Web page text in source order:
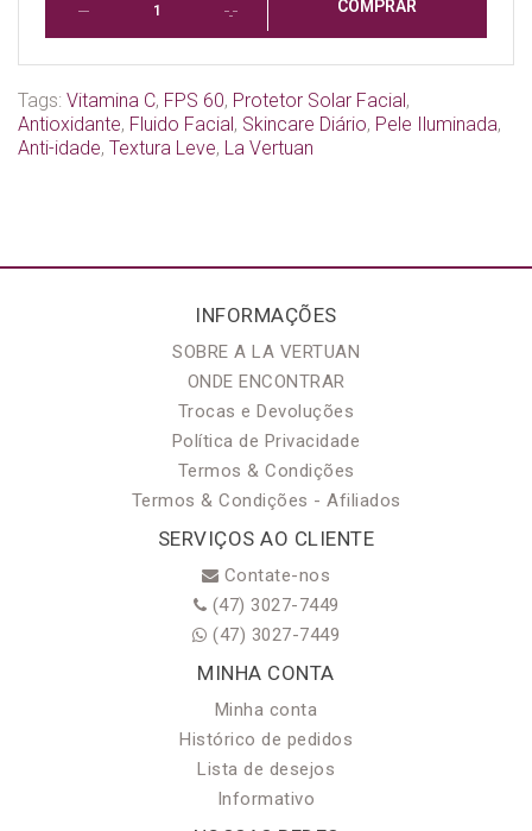
COMPRAR
Tags: Vitamina C, FPS 60, Protetor Solar Facial,
Antioxidante, Fluido Facial, Skincare Diário, Pele Iluminada,
Anti-idade, Textura Leve, La Vertuan
INFORMAÇÕES
SOBRE A LA VERTUAN
ONDE ENCONTRAR
Trocas e Devoluções
Política de Privacidade
Termos & Condições
Termos & Condições - Afiliados
SERVIÇOS AO CLIENTE
Contate-nos
(47) 3027-7449
(47) 3027-7449
MINHA CONTA
Minha conta
Histórico de pedidos
Lista de desejos
Informativo